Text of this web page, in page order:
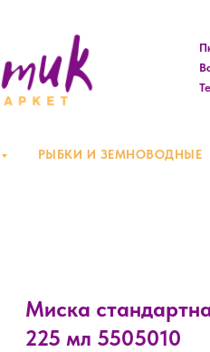
РЫБКИ И ЗЕМНОВОДНЫЕ
Миска
225 мл 5505010